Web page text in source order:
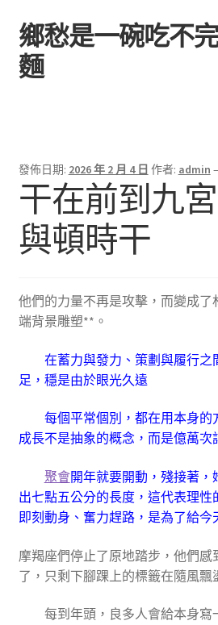
跳
至
導
跳
至
主
鄉愁是一碗吃不
麵
發佈日期: 2026 年 2 月 4 日 作者: admin
干在前到九
與頓時干
他們的力量不再是攻擊，而變成了
端背景雕塑**。
在蓄力與發力、策劃與履行之
足，穩是由於眼光久遠
每個平常個別，都在用本身的
成長不是抽象的概念，而是億萬次
聚會開年就要開動，殘接著，
出七點五公分的長度，這代表理性
即刻動身、奮力趕路，是為了給今
摩羯座們停止了原地踏步，他們感
了，只剩下腳踝上的標籤在隨風飄
每到年頭，良多人會給本身寫